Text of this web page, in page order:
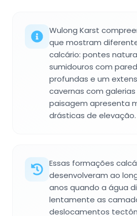
Wulong Karst
que mostram
calcário: pontes
sumidouros com
profundas e um
cavernas com
paisagem apresenta
drásticas de elevação.
Essas formações
desenvolveram ao
anos quando a água
lentamente as
deslocamentos